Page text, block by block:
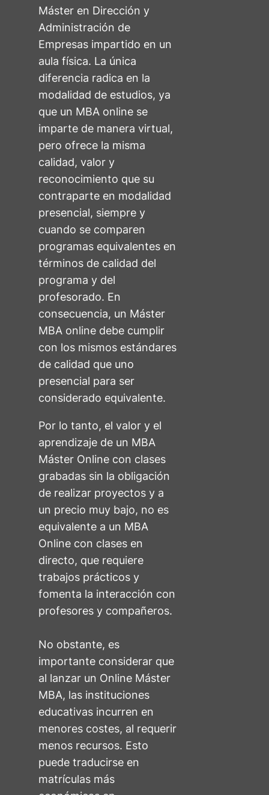
Máster en Dirección y
Administración de
Empresas impartido en un
aula física. La única
diferencia radica en la
modalidad de estudios, ya
que un MBA online se
imparte de manera virtual,
pero ofrece la misma
calidad, valor y
reconocimiento que su
contraparte en modalidad
presencial, siempre y
cuando se comparen
programas equivalentes en
términos de calidad del
programa y del
profesorado. En
consecuencia, un Máster
MBA online debe cumplir
con los mismos estándares
de calidad que uno
presencial para ser
considerado equivalente.
Por lo tanto, el valor y el
aprendizaje de un MBA
Máster Online con clases
grabadas sin la obligación
de realizar proyectos y a
un precio muy bajo, no es
equivalente a un MBA
Online con clases en
directo, que requiere
trabajos prácticos y
fomenta la interacción con
profesores y compañeros.
No obstante, es
importante considerar que
al lanzar un Online Máster
MBA, las instituciones
educativas incurren en
menores costes, al requerir
menos recursos. Esto
puede traducirse en
matrículas más